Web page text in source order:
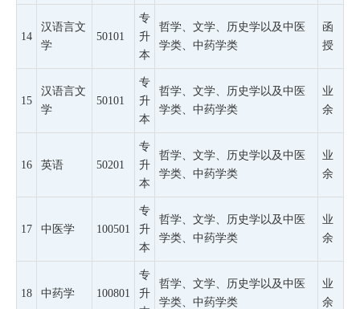
14
汉语言文
学
50101
专
升
本
哲学、文学、历史学以及中医
学类、中药学类
函
授
15
汉语言文
学
50101
专
升
本
哲学、文学、历史学以及中医
学类、中药学类
业
余
16 英语 50201
专
升
本
哲学、文学、历史学以及中医
学类、中药学类
业
余
17 中医学 100501
专
升
本
哲学、文学、历史学以及中医
学类、中药学类
业
余
18 中药学 100801
专
升
哲学、文学、历史学以及中医
学类、中药学类
业
余